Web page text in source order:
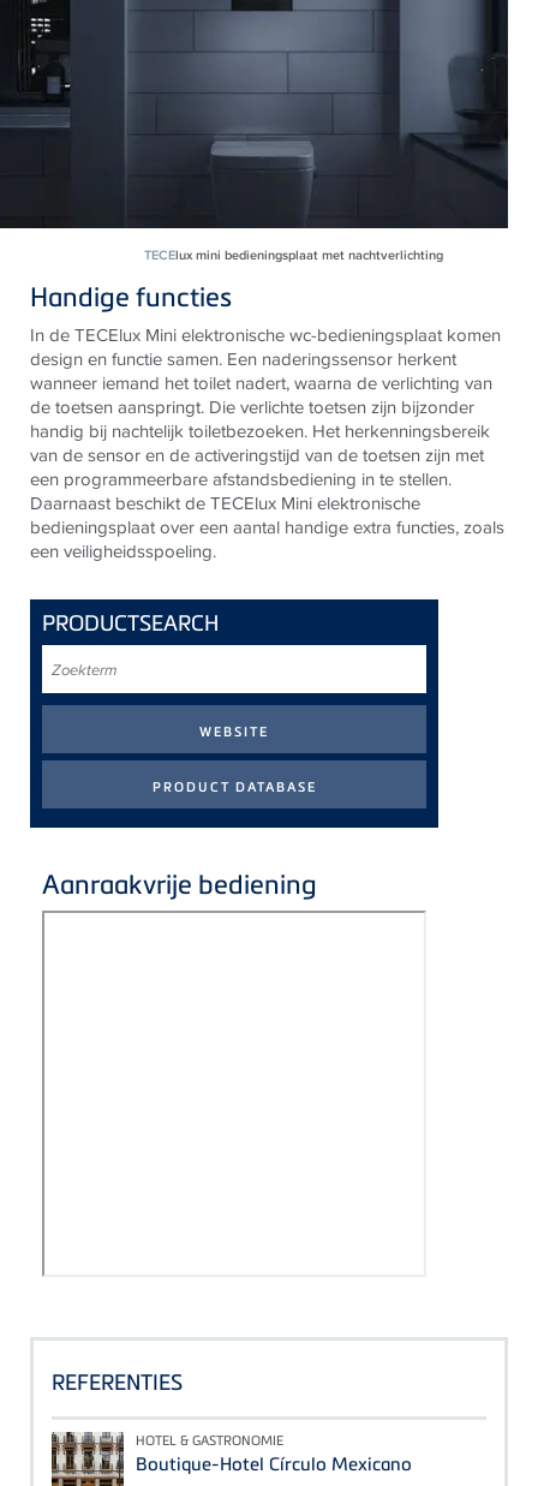
TECElux mini bedieningsplaat met nachtverlichting
Handige functies
In de TECElux Mini elektronische wc-bedieningsplaat komen
design en functie samen. Een naderingssensor herkent
wanneer iemand het toilet nadert, waarna de verlichting van
de toetsen aanspringt. Die verlichte toetsen zijn bijzonder
handig bij nachtelijk toiletbezoeken. Het herkenningsbereik
van de sensor en de activeringstijd van de toetsen zijn met
een programmeerbare afstandsbediening in te stellen.
Daarnaast beschikt deTECElux Mini elektronische
bedieningsplaat over een aantal handige extra functies, zoals
een veiligheidsspoeling.
PRODUCTSEARCH
Aanraakvrije bediening
REFERENTIES
HOTEL & GASTRONOMIE
Boutique-Hotel Círculo Mexicano